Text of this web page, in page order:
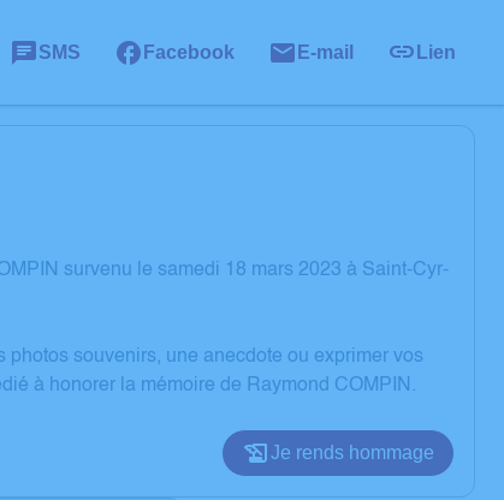
SMS Facebook E-mail Lien
survenu le samedi 18 mars 2023 à Saint-Cyr-
souvenirs, une anecdote ou exprimer vos
à honorer la mémoire de Raymond COMPIN.
Je rends hommage